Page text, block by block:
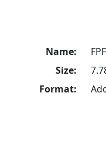
Name:
Size:
Format: